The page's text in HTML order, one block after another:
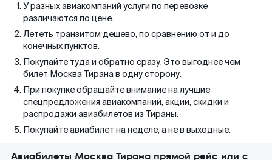
У разных авиакомпаний услуги по перевозке
различаются по цене.
Лететь транзитом дешево, по сравнению от и до
конечных пунктов.
Покупайте туда и обратно сразу. Это выгоднее чем
билет Москва Тирана в одну сторону.
При покупке обращайте внимание на лучшие
спецпредложения авиакомпаний, акции, скидки и
распродажи авиабилетов из Тираны.
Покупайте авиабилет на неделе, а не в выходные.
Авиабилеты Москва Тирана прямой рейс или с